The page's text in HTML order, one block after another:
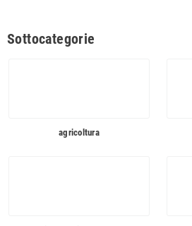
Sottocategorie
agricoltura